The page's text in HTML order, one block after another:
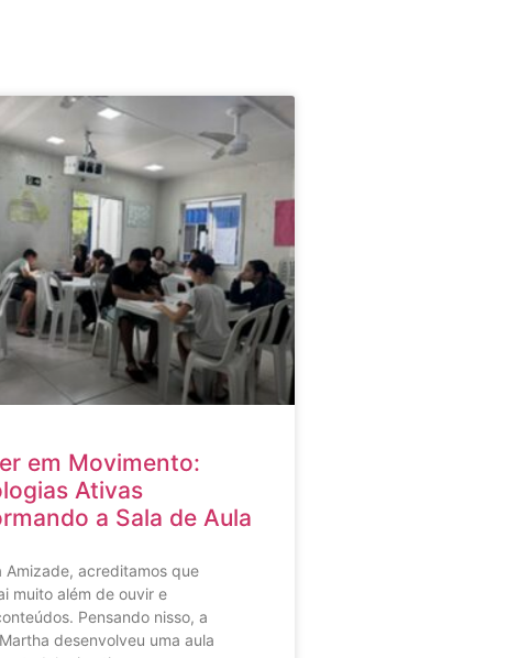
em Movimento:
Ativas
a Sala de Aula
Amizade, acreditamos que
muito além de ouvir e
Pensando nisso, a
desenvolveu uma aula